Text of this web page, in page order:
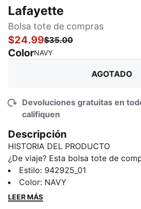
Lafayette
Bolsa tote de compras
$24.99$35.00
ColorNAVY:
AGOTADO
Devoluciones gratuitas en
califiquen
Descripción
HISTORIA DEL PRODUCTO
¿De viaje? Esta bolsa tote de
compañera perfecta para quienes
de almacenamiento adicional, ya
oficina o al gimnasio. Las bandas
Estilo: 942925_01
Color: NAVY
LEER MÁS